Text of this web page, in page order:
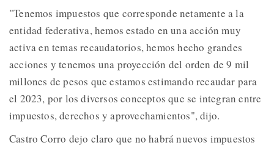
"Tenemos impuestos que corresponde netamente a la
entidad federativa, hemos estado en una acción muy
activa en temas recaudatorios, hemos hecho grandes
acciones y tenemos una proyección del orden de 9 mil
millones de pesos que estamos estimando recaudar para
el 2023, por los diversos conceptos que se integran entre
impuestos, derechos y aprovechamientos", dijo.
Castro Corro dejo claro que no habrá nuevos impuestos